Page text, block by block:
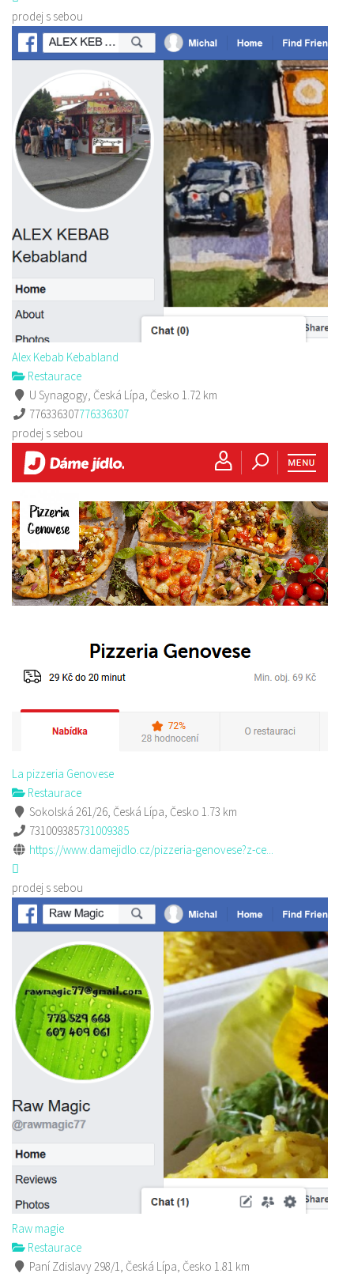
prodej s sebou
Alex Kebab Kebabland
Restaurace
U Synagogy, Česká Lípa, Česko 1.72 km
776336307776336307
prodej s sebou
La pizzeria Genovese
Restaurace
Sokolská 261/26, Česká Lípa, Česko 1.73 km
731009385731009385
https://www.damejidlo.cz/pizzeria-genovese?z-ce...
prodej s sebou
Raw magie
Restaurace
Paní Zdislavy 298/1, Česká Lípa, Česko 1.81 km